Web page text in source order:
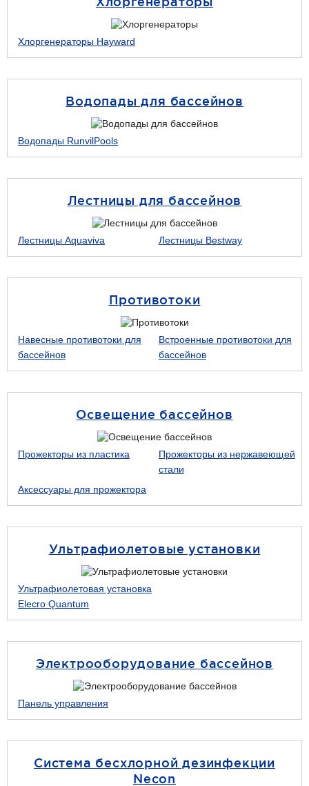
Хлоргенераторы Hayward
Водопады для бассейнов
Водопады RunvilPools
Лестницы для бассейнов
Лестницы Aquaviva Лестницы Bestway
Противотоки
Навесные противотоки для
бассейнов
Встроенные противотоки для
бассейнов
Освещение бассейнов
Прожекторы из пластика
Прожекторы из нержавеющей
стали
Аксессуары для прожектора
Ультрафиолетовые установки
Ультрафиолетовая установка
Elecro Quantum
Электрооборудование бассейнов
Панель управления
Система бесхлорной дезинфекции
Necon